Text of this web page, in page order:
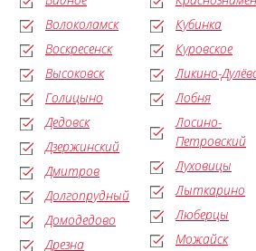
Волоколамск
Воскресенск
Высоковск
Голицыно
Дедовск
Дзержинский
Дмитров
Долгопрудный
Домодедово
Дрезна
Кубинка
Куровское
Ликино-
Лобня
Лосино-
Петровский
Луховицы
Лыткарино
Люберцы
Можайск